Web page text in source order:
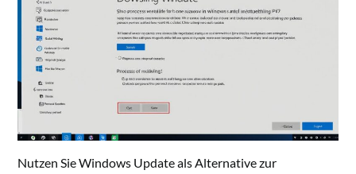
Nutzen Sie Windows Update als Alternative zur